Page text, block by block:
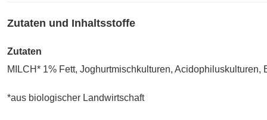
Zutaten und Inhaltsstoffe
Zutaten
MILCH* 1% Fett, Joghurtmischkulturen, Acidophiluskulturen,
*aus biologischer Landwirtschaft